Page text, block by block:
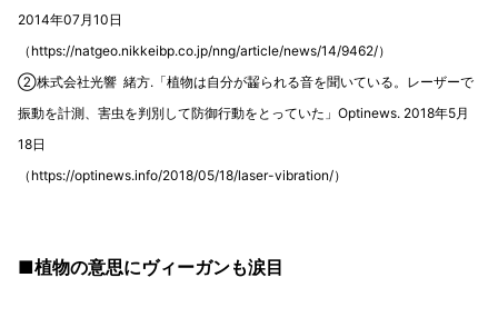
2014年07月10日
（https://natgeo.nikkeibp.co.jp/nng/article/news/14/9462/）
②株式会社光響 緒方.「植物は自分が齧られる音を聞いている。レーザーで
振動を計測、害虫を判別して防御行動をとっていた」Optinews. 2018年5月
18日
（https://optinews.info/2018/05/18/laser-vibration/）
■植物の意思にヴィーガンも涙目